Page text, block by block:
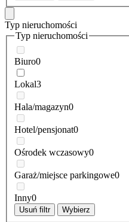
Typ nieruchomości
Typ nieruchomości
Biuro0
Lokal3
Hala/magazyn0
Hotel/pensjonat0
Ośrodek wczasowy0
Garaż/miejsce parkingowe0
Inny0
Usuń filtr Wybierz